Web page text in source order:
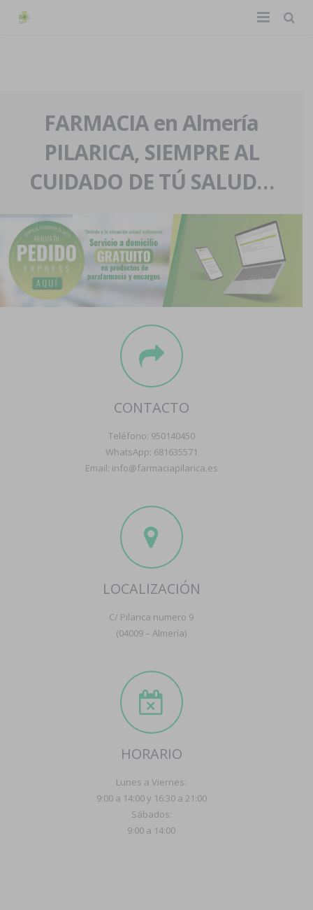
La farmacia
Nuestra historia
Nuestro equipo
Eventos
Servicios y reservas
Pedidos express
Blog
Contacto
Boletín
FARMACIA en Almería
PILARICA, SIEMPRE AL
CUIDADO DE TÚ SALUD…
CONTACTO
Teléfono: 950140450
WhatsApp: 681635571
Email: info@farmaciapilarica.es
LOCALIZACIÓN
C/ Pilarica numero 9
(04009 – Almería)
HORARIO
Lunes a Viernes:
9:00 a 14:00 y 16:30 a 21:00
Sábados:
9:00 a 14:00